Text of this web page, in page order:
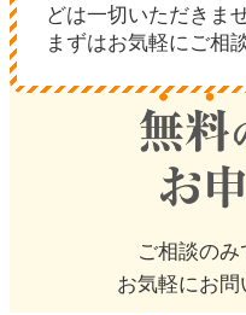
どは一切いただきま
まずはお気軽にご相
ご相談のみ
お気軽にお問